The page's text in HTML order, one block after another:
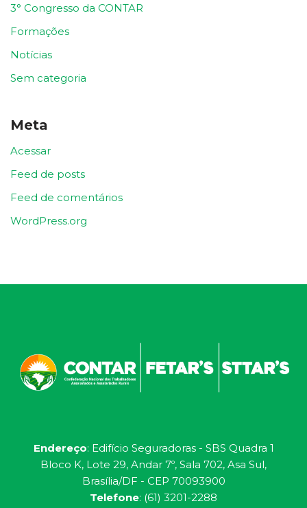
3° Congresso da CONTAR
Formações
Notícias
Sem categoria
Meta
Acessar
Feed de posts
Feed de comentários
WordPress.org
Endereço: Edifício Seguradoras - SBS Quadra 1
Bloco K, Lote 29, Andar 7º, Sala 702, Asa Sul,
Brasília/DF - CEP 70093900
Telefone: (61) 3201-2288